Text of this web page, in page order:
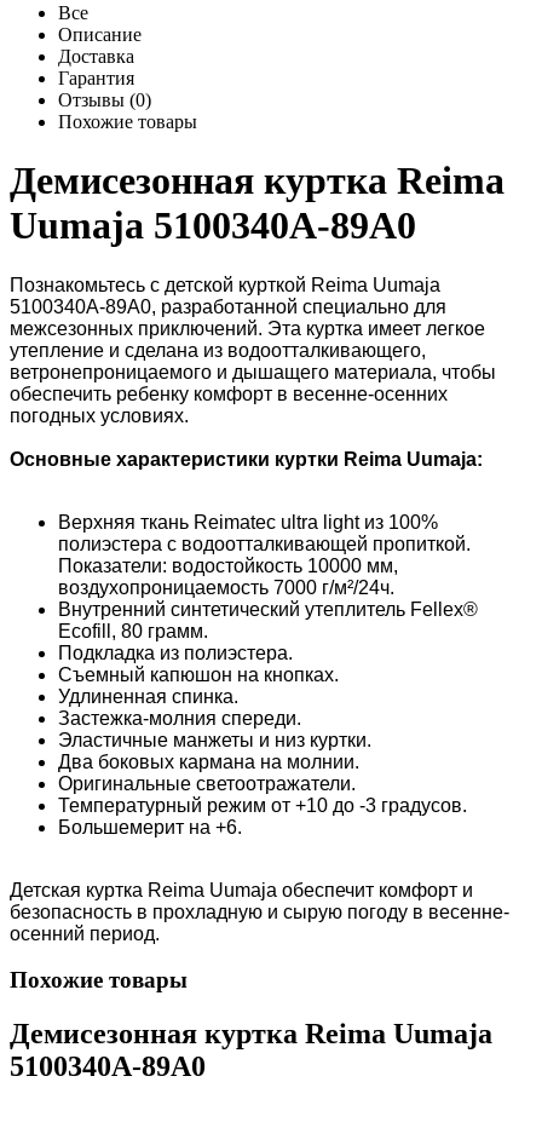
Все
Описание
Доставка
Гарантия
Отзывы (0)
Похожие товары
Демисезонная куртка Reima
Uumaja 5100340A-89A0
Познакомьтесь с детской курткой Reima Uumaja
5100340A-89A0, разработанной специально для
межсезонных приключений. Эта куртка имеет легкое
утепление и сделана из водоотталкивающего,
ветронепроницаемого и дышащего материала, чтобы
обеспечить ребенку комфорт в весенне-осенних
погодных условиях.
Основные характеристики куртки Reima Uumaja:
Верхняя ткань Reimatec ultra light из 100%
полиэстера с водоотталкивающей пропиткой.
Показатели: водостойкость 10000 мм,
воздухопроницаемость 7000 г/м²/24ч.
Внутренний синтетический утеплитель Fellex®
Ecofill, 80 грамм.
Подкладка из полиэстера.
Съемный капюшон на кнопках.
Удлиненная спинка.
Застежка-молния спереди.
Эластичные манжеты и низ куртки.
Два боковых кармана на молнии.
Оригинальные светоотражатели.
Температурный режим от +10 до -3 градусов.
Большемерит на +6.
Детская куртка Reima Uumaja обеспечит комфорт и
безопасность в прохладную и сырую погоду в весенне-
осенний период.
Похожие товары
Демисезонная куртка Reima Uumaja
5100340A-89A0